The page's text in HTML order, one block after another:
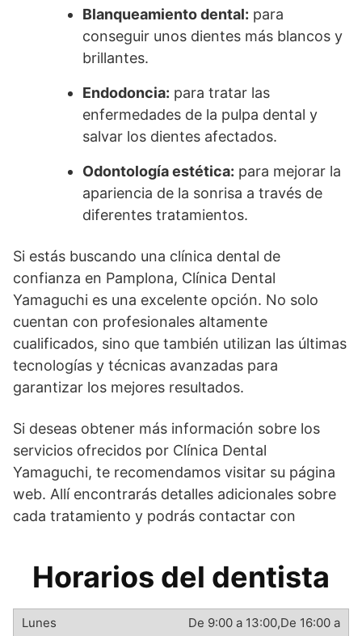
Blanqueamiento dental: para
conseguir unos dientes más blancos y
brillantes.
Endodoncia: para tratar las
enfermedades de la pulpa dental y
salvar los dientes afectados.
Odontología estética: para mejorar la
apariencia de la sonrisa a través de
diferentes tratamientos.
Si estás buscando una clínica dental de
confianza en Pamplona, Clínica Dental
Yamaguchi es una excelente opción. No solo
cuentan con profesionales altamente
cualificados, sino que también utilizan las últimas
tecnologías y técnicas avanzadas para
garantizar los mejores resultados.
Si deseas obtener más información sobre los
servicios ofrecidos por Clínica Dental
Yamaguchi, te recomendamos visitar su página
web. Allí encontrarás detalles adicionales sobre
cada tratamiento y podrás contactar con
Horarios del dentista
De 9:00 a 13:00,De 16:00 a